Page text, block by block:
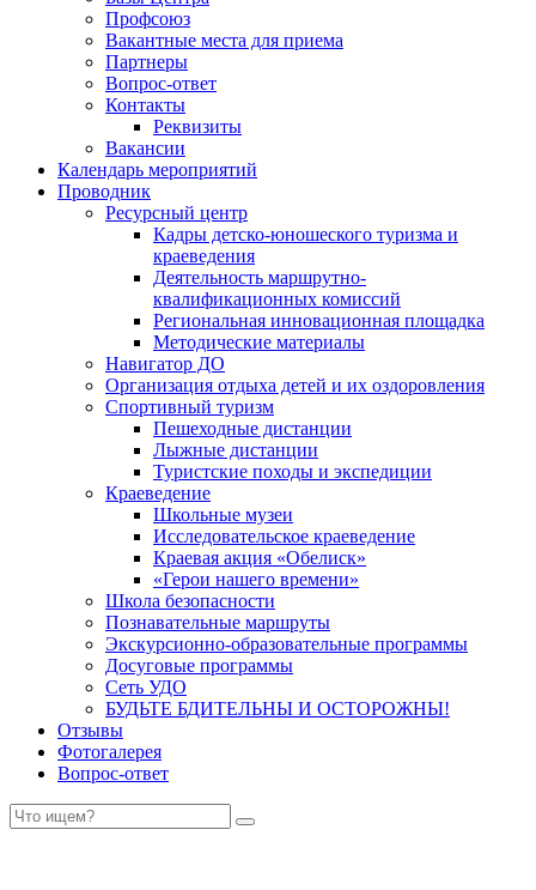
Профсоюз
Вакантные места для приема
Партнеры
Вопрос-ответ
Контакты
Реквизиты
Вакансии
Календарь мероприятий
Проводник
Ресурсный центр
Кадры детско-юношеского туризма и
краеведения
Деятельность маршрутно-
квалификационных комиссий
Региональная инновационная площадка
Методические материалы
Навигатор ДО
Организация отдыха детей и их оздоровления
Спортивный туризм
Пешеходные дистанции
Лыжные дистанции
Туристские походы и экспедиции
Краеведение
Школьные музеи
Исследовательское краеведение
Краевая акция «Обелиск»
«Герои нашего времени»
Школа безопасности
Познавательные маршруты
Экскурсионно-образовательные программы
Досуговые программы
Сеть УДО
БУДЬТЕ БДИТЕЛЬНЫ И ОСТОРОЖНЫ!
Отзывы
Фотогалерея
Вопрос-ответ